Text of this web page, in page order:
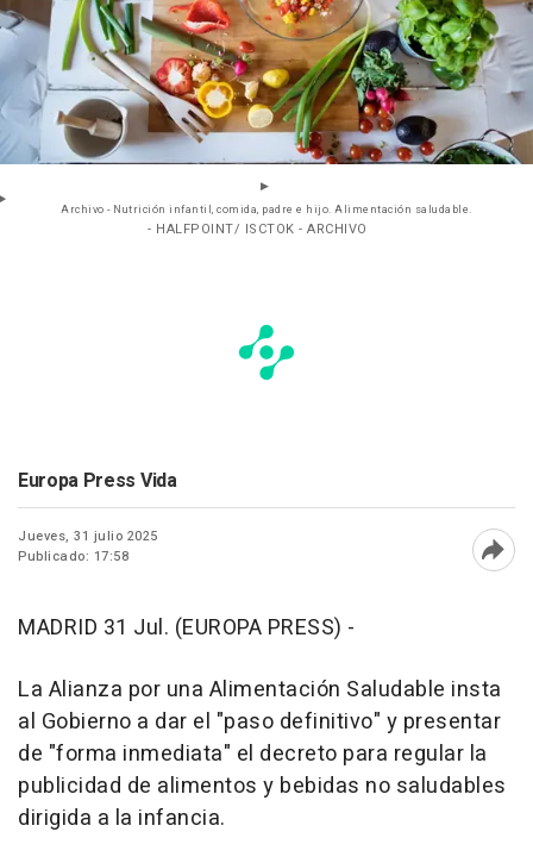
Archivo - Nutrición infantil, comida, padre e hijo. Alimentación saludable.
- HALFPOINT/ ISCTOK - ARCHIVO
Europa Press Vida
Jueves, 31 julio 2025
Publicado: 17:58
MADRID 31 Jul. (EUROPA PRESS) -
La Alianza por una Alimentación Saludable insta
al Gobierno a dar el "paso definitivo" y presentar
de "forma inmediata" el decreto para regular la
publicidad de alimentos y bebidas no saludables
dirigida a la infancia.